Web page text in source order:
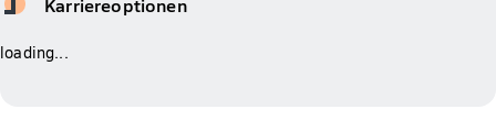
loading...